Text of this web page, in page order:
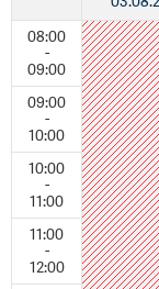
08:00
-
09:00
09:00
-
10:00
10:00
-
11:00
11:00
-
12:00